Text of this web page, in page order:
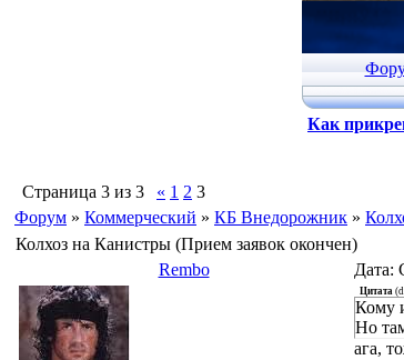
Как
Страница 3 из 3 « 1 2 3
Форум » Коммерческий » КБ Внедорожник »
Колхоз на Канистры (Прием заявок окончен)
Rembo
Дата:
Цитата (
Кому
Но
ага,